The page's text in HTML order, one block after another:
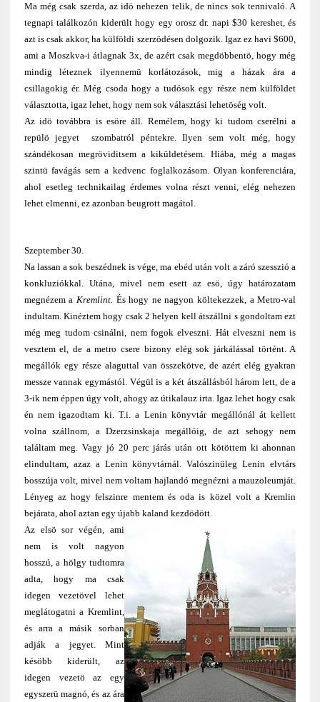
Ma még csak szerda, az idö nehezen telik, de nincs sok tennivaló. A
tegnapi találkozón kiderült hogy egy orosz dr. napi $30 kereshet, és
azt is csak akkor, ha külföldi szerzödésen dolgozik. Igaz ez havi $600,
ami a Moszkva-i átlagnak 3x, de azért csak megdöbbentö, hogy még
mindig léteznek ilyennemü korlátozások, mig a házak ára a
csillagokig ér. Még csoda hogy a tudósok egy része nem külföldet
választotta, igaz lehet, hogy nem sok választási lehetöség volt.
Az idö továbbra is esöre áll. Remélem, hogy ki tudom cserélni a
repülö jegyet szombatról péntekre. Ilyen sem volt még, hogy
szándékosan megröviditsem a kiküldetésem. Hiába, még a magas
szintü favágás sem a kedvenc foglalkozásom. Olyan konferenciára,
ahol esetleg technikailag érdemes volna részt venni, elég nehezen
lehet elmenni, ez azonban beugrott magátol.
Szeptember 30.
Na lassan a sok beszédnek is vége, ma ebéd után volt a záró szesszió a
konkluziókkal. Utána, mivel nem esett az esö, úgy határozatam
megnézem a Kremlint. És hogy ne nagyon költekezzek, a Metro-val
indultam. Kinéztem hogy csak 2 helyen kell átszállni s gondoltam ezt
még meg tudom csinálni, nem fogok elveszni. Hát elveszni nem is
vesztem el, de a metro csere bizony elég sok járkálással történt. A
megállók egy része alaguttal van összekötve, de azért elég gyakran
messze vannak egymástól. Végül is a két átszállásból három lett, de a
3-ik nem éppen úgy volt, ahogy az útikalauz irta. Igaz lehet hogy csak
én nem igazodtam ki. T.i. a Lenin könyvtár megállónál át kellett
volna szállnom, a Dzerzsinskaja megállóig, de azt sehogy nem
találtam meg. Vagy jó 20 perc járás után ott kötöttem ki ahonnan
elindultam, azaz a Lenin könyvtárnál. Valószinüleg Lenin elvtárs
bosszúja volt, mivel nem voltam hajlandó megnézni a mauzoleumját.
Lényeg az hogy felszinre mentem és oda is közel volt a Kremlin
bejárata, ahol aztan egy újabb kaland kezdödött.
Az elsö sor végén, ami
nem is volt nagyon
hosszú, a hölgy tudtomra
adta, hogy ma csak
idegen vezetövel lehet
meglátogatni a Kremlint,
és arra a másik sorban
adják a jegyet. Mint
késöbb kiderült, az
idegen vezetö az egy
egyszerü magnó, és az ára